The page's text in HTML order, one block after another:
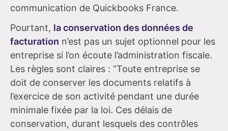
communication de Quickbooks France.
Pourtant, la conservation des données de
facturation n’est pas un sujet optionnel pour les
entreprise si l’on écoute l’administration fiscale.
Les règles sont claires : “Toute entreprise se
doit de conserver les documents relatifs à
l’exercice de son activité pendant une durée
minimale fixée par la loi. Ces délais de
conservation, durant lesquels des contrôles